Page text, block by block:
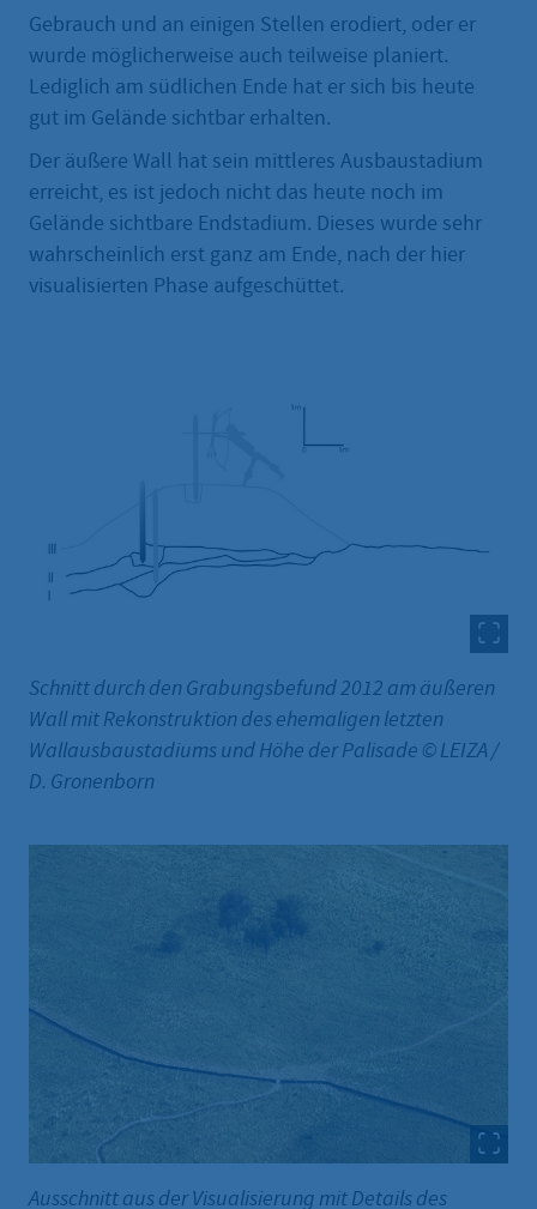
Gebrauch und an einigen Stellen erodiert, oder er
wurde möglicherweise auch teilweise planiert.
Lediglich am südlichen Ende hat er sich bis heute
gut im Gelände sichtbar erhalten.
Der äußere Wall hat sein mittleres Ausbaustadium
erreicht, es ist jedoch nicht das heute noch im
Gelände sichtbare Endstadium. Dieses wurde sehr
wahrscheinlich erst ganz am Ende, nach der hier
visualisierten Phase aufgeschüttet.
Schnitt durch den Grabungsbefund 2012 am äußeren
Wall mit Rekonstruktion des ehemaligen letzten
Wallausbaustadiums und Höhe der Palisade © LEIZA /
D. Gronenborn
Ausschnitt aus der Visualisierung mit Details des